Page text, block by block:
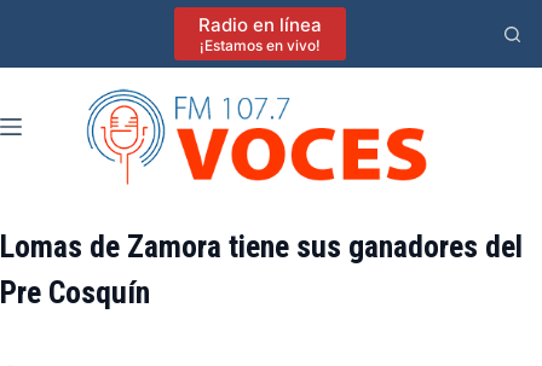
Radio en línea
¡Estamos en vivo!
Lomas de Zamora tiene sus ganadores del
Pre Cosquín